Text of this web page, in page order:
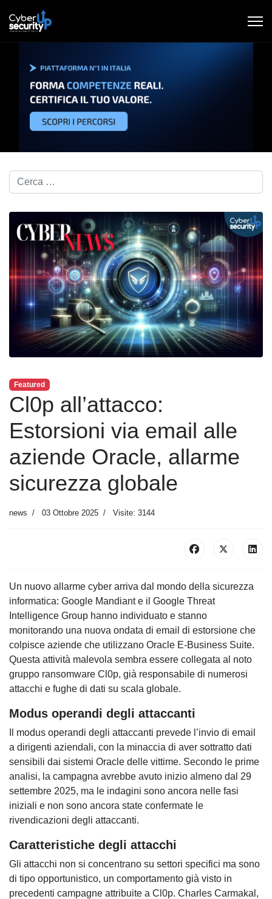
Cerca nel blog...
Featured
Cl0p all’attacco:
Estorsioni via email alle
aziende Oracle, allarme
sicurezza globale
news 03 Ottobre 2025 Visite: 3144
Un nuovo allarme cyber arriva dal mondo della sicurezza
informatica: Google Mandiant e il Google Threat
Intelligence Group hanno individuato e stanno
monitorando una nuova ondata di email di estorsione che
colpisce aziende che utilizzano Oracle E-Business Suite.
Questa attività malevola sembra essere collegata al noto
gruppo ransomware Cl0p, già responsabile di numerosi
attacchi e fughe di dati su scala globale.
Modus operandi degli attaccanti
Il modus operandi degli attaccanti prevede l’invio di email
a dirigenti aziendali, con la minaccia di aver sottratto dati
sensibili dai sistemi Oracle delle vittime. Secondo le prime
analisi, la campagna avrebbe avuto inizio almeno dal 29
settembre 2025, ma le indagini sono ancora nelle fasi
iniziali e non sono ancora state confermate le
rivendicazioni degli attaccanti.
Caratteristiche degli attacchi
Gli attacchi non si concentrano su settori specifici ma sono
di tipo opportunistico, un comportamento già visto in
precedenti campagne attribuite a Cl0p. Charles Carmakal,